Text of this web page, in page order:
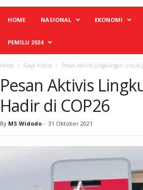
HOME NASIONAL EKONOMI
PEMILU 2024
Home Gaya Hidup Pesan Aktivis Lingkungan untuk
Pesan Aktivis
Hadir di COP26
By MS Widodo - 31 Oktober 2021